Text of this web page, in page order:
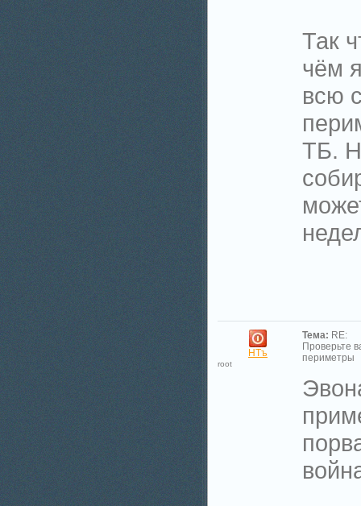
Так
чём
всю
ТБ.
НТъ
root
Тема: RE:
Проверьте
периметры